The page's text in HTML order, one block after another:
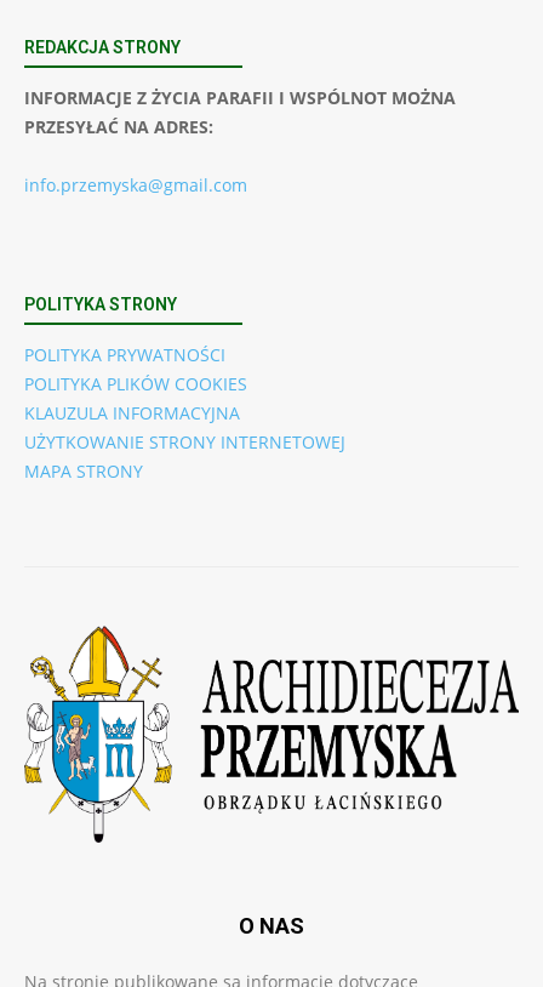
REDAKCJA STRONY
INFORMACJE Z ŻYCIA PARAFII I WSPÓLNOT MOŻNA
PRZESYŁAĆ NA ADRES:
info.przemyska@gmail.com
POLITYKA STRONY
POLITYKA PRYWATNOŚCI
POLITYKA PLIKÓW COOKIES
KLAUZULA INFORMACYJNA
UŻYTKOWANIE STRONY INTERNETOWEJ
MAPA STRONY
O NAS
Na stronie publikowane są informacje dotyczące